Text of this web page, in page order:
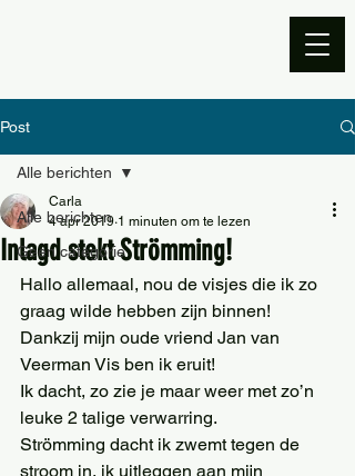
Post
Alle berichten
Geen categorie
Alle berichten
Inlagd stekt Strömming!
Carla
4 apr 2019 1 minuten om te lezen
Hallo allemaal, nou de visjes die ik zo
graag wilde hebben zijn binnen!
Dankzij mijn oude vriend Jan van
Veerman Vis ben ik eruit!
Ik dacht, zo zie je maar weer met zo’n
leuke 2 talige verwarring.
Strömming dacht ik zwemt tegen de
stroom in, ik uitleggen aan mijn